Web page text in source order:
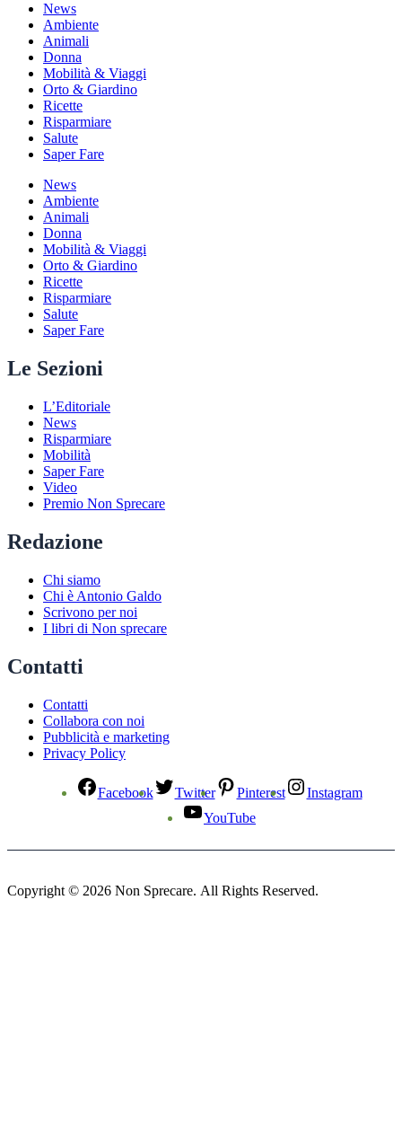
News
Ambiente
Animali
Donna
Mobilità & Viaggi
Orto & Giardino
Ricette
Risparmiare
Salute
Saper Fare
News
Ambiente
Animali
Donna
Mobilità & Viaggi
Orto & Giardino
Ricette
Risparmiare
Salute
Saper Fare
Le Sezioni
L’Editoriale
News
Risparmiare
Mobilità
Saper Fare
Video
Premio Non Sprecare
Redazione
Chi siamo
Chi è Antonio Galdo
Scrivono per noi
I libri di Non sprecare
Contatti
Contatti
Collabora con noi
Pubblicità e marketing
Privacy Policy
Facebook Twitter Pinterest
Instagram
YouTube
Copyright © 2026 Non Sprecare. All Rights Reserved.